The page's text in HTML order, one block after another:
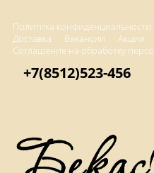
Политика конфиденциальности
Доставка
Вакансии Акции
Соглашение на обработку
+7(8512)523-456